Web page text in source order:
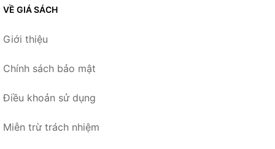
VỀ GIÁ SÁCH
Giới thiệu
Chính sách bảo mật
Điều khoản sử dụng
Miễn trừ trách nhiệm